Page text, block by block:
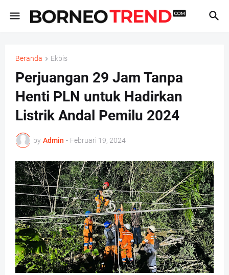
Beranda Ekbis
Perjuangan 29 Jam Tanpa
Henti PLN untuk Hadirkan
Listrik Andal Pemilu 2024
by Admin - Februari 19, 2024